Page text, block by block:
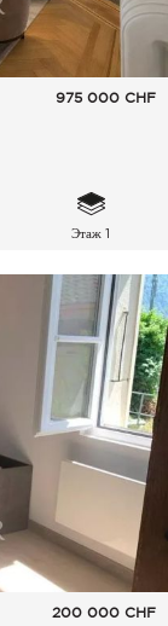
975 000 CHF
Этаж 1
200 000 CHF